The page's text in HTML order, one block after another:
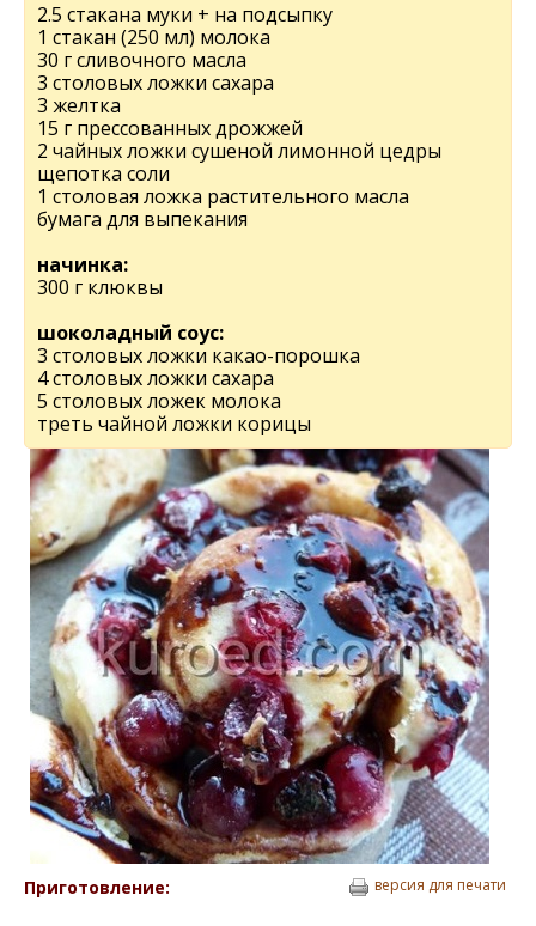
2.5 стакана муки + на подсыпку
1 стакан (250 мл) молока
30 г сливочного масла
3 столовых ложки сахара
3 желтка
15 г прессованных дрожжей
2 чайных ложки сушеной лимонной цедры
щепотка соли
1 столовая ложка растительного масла
бумага для выпекания
начинка:
300 г клюквы
шоколадный соус:
3 столовых ложки какао-порошка
4 столовых ложки сахара
5 столовых ложек молока
треть чайной ложки корицы
Приготовление: версия для печати